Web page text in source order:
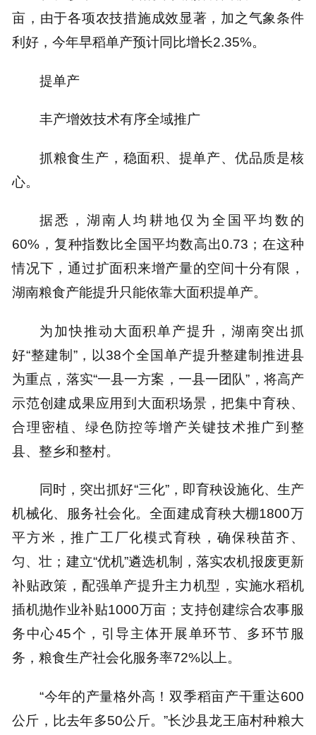
亩，由于各项农技措施成效显著，加之气象条件
利好，今年早稻单产预计同比增长2.35%。
提单产
丰产增效技术有序全域推广
抓粮食生产，稳面积、提单产、优品质是核
心。
据悉，湖南人均耕地仅为全国平均数的
60%，复种指数比全国平均数高出0.73；在这种
情况下，通过扩面积来增产量的空间十分有限，
湖南粮食产能提升只能依靠大面积提单产。
为加快推动大面积单产提升，湖南突出抓
好“整建制”，以38个全国单产提升整建制推进县
为重点，落实“一县一方案，一县一团队”，将高产
示范创建成果应用到大面积场景，把集中育秧、
合理密植、绿色防控等增产关键技术推广到整
县、整乡和整村。
同时，突出抓好“三化”，即育秧设施化、生产
机械化、服务社会化。全面建成育秧大棚1800万
平方米，推广工厂化模式育秧，确保秧苗齐、
匀、壮；建立“优机”遴选机制，落实农机报废更新
补贴政策，配强单产提升主力机型，实施水稻机
插机抛作业补贴1000万亩；支持创建综合农事服
务中心45个，引导主体开展单环节、多环节服
务，粮食生产社会化服务率72%以上。
“今年的产量格外高！双季稻亩产干重达600
公斤，比去年多50公斤。”长沙县龙王庙村种粮大